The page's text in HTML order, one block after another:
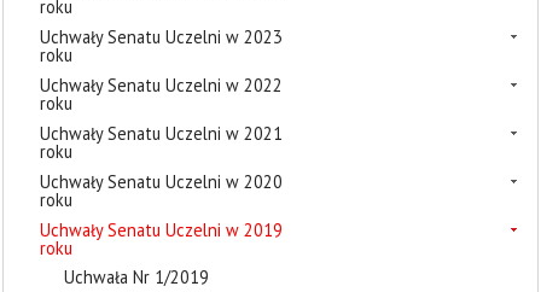
roku
Uchwały Senatu Uczelni w 2023
roku
Uchwały Senatu Uczelni w 2022
roku
Uchwały Senatu Uczelni w 2021
roku
Uchwały Senatu Uczelni w 2020
roku
Uchwały Senatu Uczelni w 2019
roku
Uchwała Nr 1/2019